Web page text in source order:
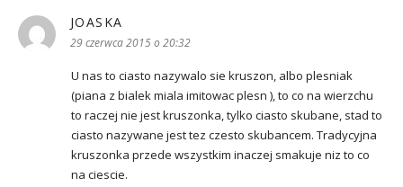
JOASKA
29 czerwca 2015 o 20:32
U nas to ciasto nazywalo sie kruszon, albo plesniak
(piana z bialek miala imitowac plesn ), to co na wierzchu
to raczej nie jest kruszonka, tylko ciasto skubane, stad to
ciasto nazywane jest tez czesto skubancem. Tradycyjna
kruszonka przede wszystkim inaczej smakuje niz to co
na ciescie.